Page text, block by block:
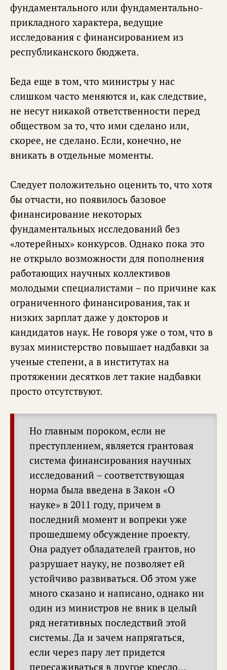
фундаментального или фундаментально-
прикладного характера, ведущие
исследования с финансированием из
республиканского бюджета.
Беда еще в том, что министры у нас
слишком часто меняются и, как следствие,
не несут никакой ответственности перед
обществом за то, что ими сделано или,
скорее, не сделано. Если, конечно, не
вникать в отдельные моменты.
Следует положительно оценить то, что хотя
бы отчасти, но появилось базовое
финансирование некоторых
фундаментальных исследований без
«лотерейных» конкурсов. Однако пока это
не открыло возможности для пополнения
работающих научных коллективов
молодыми специалистами – по причине как
ограниченного финансирования, так и
низких зарплат даже у докторов и
кандидатов наук. Не говоря уже о том, что в
вузах министерство повышает надбавки за
ученые степени, а в институтах на
протяжении десятков лет такие надбавки
просто отсутствуют.
Но главным пороком, если не
преступлением, является грантовая
система финансирования научных
исследований – соответствующая
норма была введена в Закон «О
науке» в 2011 году, причем в
последний момент и вопреки уже
прошедшему обсуждение проекту.
Она радует обладателей грантов, но
разрушает науку, не позволяет ей
устойчиво развиваться. Об этом уже
много сказано и написано, однако ни
один из министров не вник в целый
ряд негативных последствий этой
системы. Да и зачем напрягаться,
если через пару лет придется
пересаживаться в другое кресло…